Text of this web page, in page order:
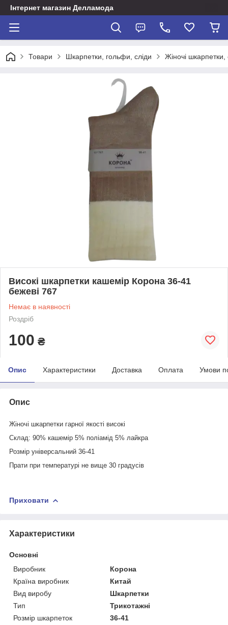
Інтернет магазин Делламода
Товари Шкарпетки, гольфи, сліди Жіночі шкарпетки,
Високі шкарпетки кашемір Корона 36-41
бежеві 767
Немає в наявності
Роздріб
100 ₴
Опис Характеристики Доставка Оплата Умови
Опис
Жіночі шкарпетки гарної якості високі
Склад: 90% кашемір 5% поліамід 5% лайкра
Розмір універсальний 36-41
Прати при температурі не вище 30 градусів
Приховати
Характеристики
Основні
Виробник
Корона
Країна виробник
Китай
Вид виробу
Шкарпетки
Тип
Трикотажні
Розмір шкарпеток
36-41